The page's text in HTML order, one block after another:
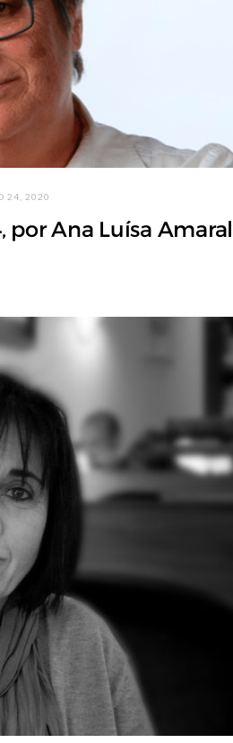
24, 2020
por Ana Luísa Amaral